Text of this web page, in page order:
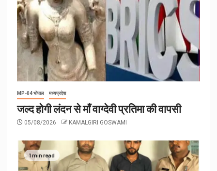
MP-04 भोपाल मध्यप्रदेश
जल्द होगी लंदन से माँ वाग्देवी प्रतिमा की वापसी
05/08/2026 KAMALGIRI GOSWAMI
1 min read